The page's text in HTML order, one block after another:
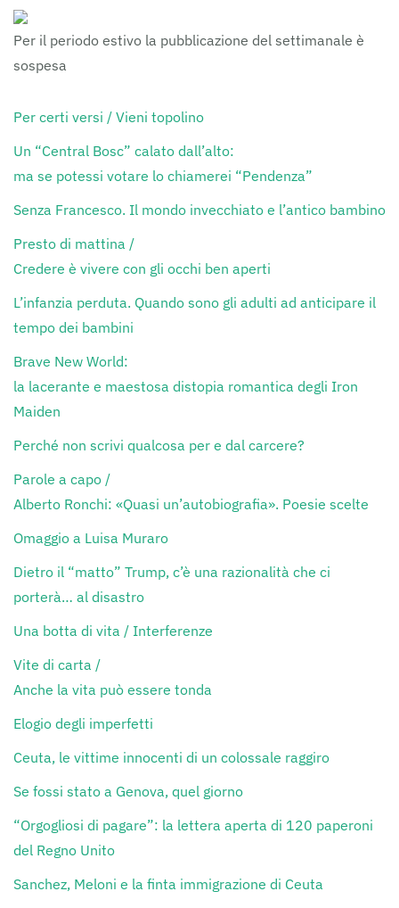
Per il periodo estivo la pubblicazione del settimanale è
sospesa
Per certi versi / Vieni topolino
Un “Central Bosc” calato dall’alto:
ma se potessi votare lo chiamerei “Pendenza”
Senza Francesco. Il mondo invecchiato e l’antico bambino
Presto di mattina /
Credere è vivere con gli occhi ben aperti
L’infanzia perduta. Quando sono gli adulti ad anticipare il
tempo dei bambini
Brave New World:
la lacerante e maestosa distopia romantica degli Iron
Maiden
Perché non scrivi qualcosa per e dal carcere?
Parole a capo /
Alberto Ronchi: «Quasi un’autobiografia». Poesie scelte
Omaggio a Luisa Muraro
Dietro il “matto” Trump, c’è una razionalità che ci
porterà… al disastro
Una botta di vita / Interferenze
Vite di carta /
Anche la vita può essere tonda
Elogio degli imperfetti
Ceuta, le vittime innocenti di un colossale raggiro
Se fossi stato a Genova, quel giorno
“Orgogliosi di pagare”: la lettera aperta di 120 paperoni
del Regno Unito
Sanchez, Meloni e la finta immigrazione di Ceuta